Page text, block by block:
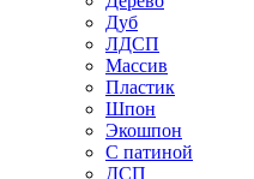
Дуб
ЛДСП
Массив
Пластик
Шпон
Экошпон
С патиной
ДСП